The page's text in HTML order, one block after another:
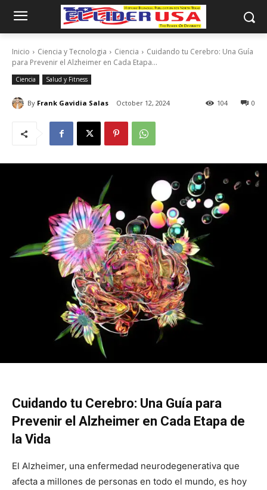
Inicio Ciencia y Tecnologia Ciencia
Cuidando tu Cerebro: Una Guía
para Prevenir el Alzheimer en Cada Etapa...
Ciencia Salud y Fitness
By Frank Gavidia Salas October 12, 2024 0
104
Cuidando tu Cerebro: Una Guía para
Prevenir el Alzheimer en Cada Etapa de
la Vida
El Alzheimer, una enfermedad neurodegenerativa que
afecta a millones de personas en todo el mundo, es hoy